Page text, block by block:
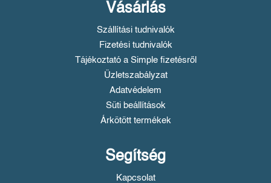
Vásárlás
Szállítási tudnivalók
Fizetési tudnivalók
Tájékoztató a Simple fizetésről
Üzletszabályzat
Adatvédelem
Süti beállítások
Árkötött termékek
Segítség
Kapcsolat